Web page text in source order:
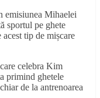
emisiunea Mihaelei
sportul pe ghete
tip de mișcare
celebra Kim
primind ghetele
de la antrenoarea